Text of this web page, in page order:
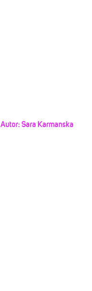
Autor: Sara Karmanska